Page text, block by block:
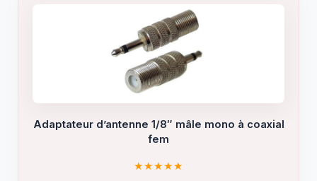
Adaptateur d’antenne 1/8″ mâle mono à coaxial
fem